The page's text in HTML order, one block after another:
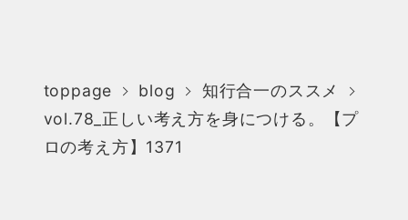
toppage blog
知行合一のススメ
vol.78_正しい考え方を身につける。【プ
ロの考え方】1371